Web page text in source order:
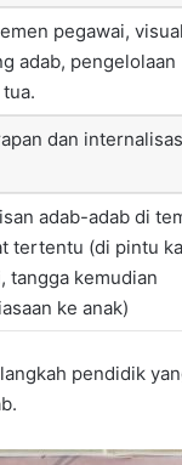
pegawai,
adab, pengelolaan
dan
adab-adab di
tertentu (di pintu
tangga kemudian
ke anak)
pendidik